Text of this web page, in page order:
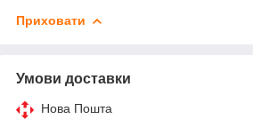
Приховати
Умови доставки
Нова Пошта